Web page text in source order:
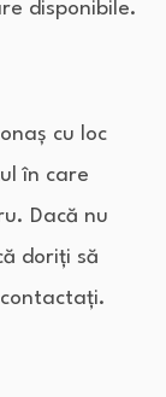
disponibile.
cu loc
în care
Dacă nu
doriți să